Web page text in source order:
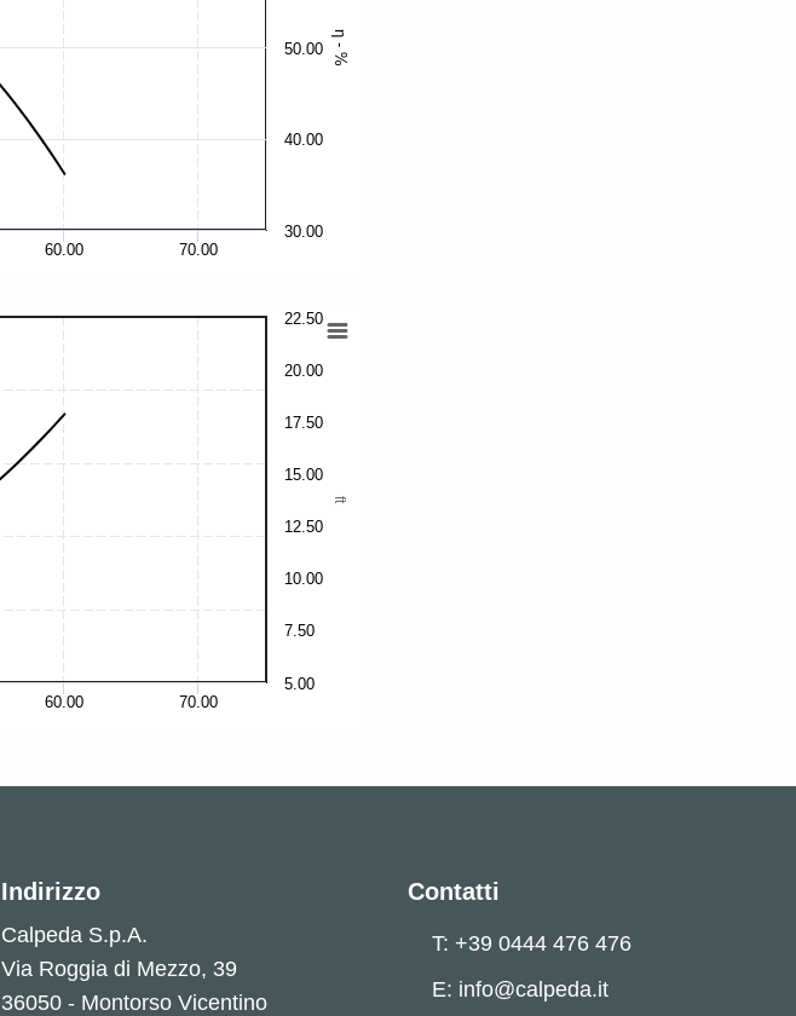
η - %
60.00 70.00
30.00
40.00
50.00
ft
60.00 70.00
10.00
20.00
5.00
7.50
12.50
15.00
17.50
22.50
Indirizzo
Calpeda S.p.A.
Via Roggia di Mezzo, 39
36050 - Montorso Vicentino
Contatti
T: +39 0444 476 476
E: info@calpeda.it